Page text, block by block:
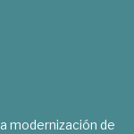
modernización de